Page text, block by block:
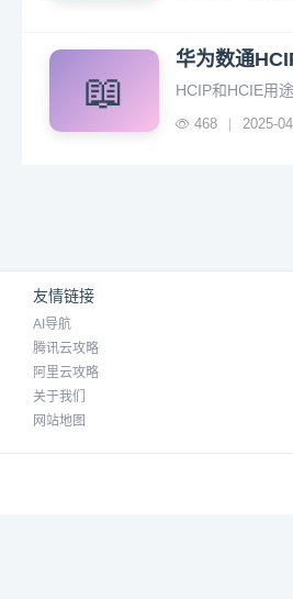
📖
华为数通
468 2025-
友情链接
AI导航
腾讯云攻略
阿里云攻略
关于我们
网站地图